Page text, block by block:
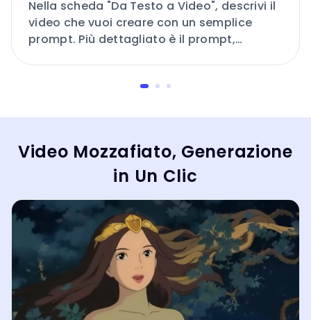
Nella scheda "Da Testo a Video", descrivi il
video che vuoi creare con un semplice
prompt. Più dettagliato è il prompt,
Video Mozzafiato, Generazione
in Un Clic